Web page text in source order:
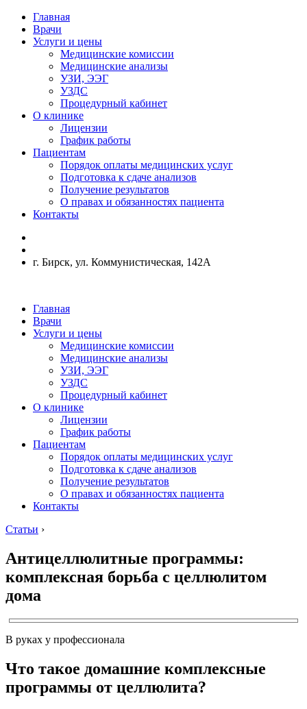
Главная
Врачи
Услуги и цены
Медицинские комиссии
Медицинские анализы
УЗИ, ЭЭГ
УЗДС
Процедурный кабинет
О клинике
Лицензии
График работы
Пациентам
Порядок оплаты медицинских услуг
Подготовка к сдаче анализов
Получение результатов
О правах и обязанностях пациента
Контакты
г. Бирск, ул. Коммунистическая, 142А
Главная
Врачи
Услуги и цены
Медицинские комиссии
Медицинские анализы
УЗИ, ЭЭГ
УЗДС
Процедурный кабинет
О клинике
Лицензии
График работы
Пациентам
Порядок оплаты медицинских услуг
Подготовка к сдаче анализов
Получение результатов
О правах и обязанностях пациента
Контакты
Статьи ›
Антицеллюлитные программы:
комплексная борьба с целлюлитом
дома
В руках у профессионала
Что такое домашние комплексные
программы от целлюлита?